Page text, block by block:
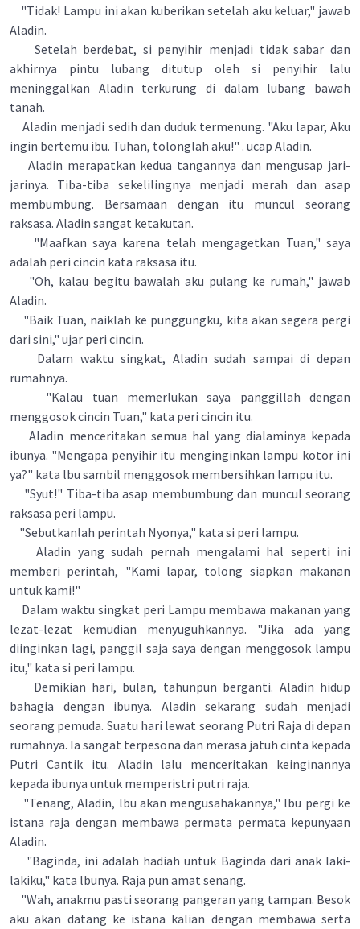
"Tidak! Lampu ini akan kuberikan setelah aku keluar," jawab
Aladin.
Setelah berdebat, si penyihir menjadi tidak sabar dan
akhirnya pintu lubang ditutup oleh si penyihir lalu
meninggalkan Aladin terkurung di dalam lubang bawah
tanah.
Aladin menjadi sedih dan duduk termenung. "Aku lapar, Aku
ingin bertemu ibu. Tuhan, tolonglah aku!" . ucap Aladin.
Aladin merapatkan kedua tangannya dan mengusap jari-
jarinya. Tiba-tiba sekelilingnya menjadi merah dan asap
membumbung. Bersamaan dengan itu muncul seorang
raksasa. Aladin sangat ketakutan.
"Maafkan saya karena telah mengagetkan Tuan," saya
adalah peri cincin kata raksasa itu.
"Oh, kalau begitu bawalah aku pulang ke rumah," jawab
Aladin.
"Baik Tuan, naiklah ke punggungku, kita akan segera pergi
dari sini," ujar peri cincin.
Dalam waktu singkat, Aladin sudah sampai di depan
rumahnya.
"Kalau tuan memerlukan saya panggillah dengan
menggosok cincin Tuan," kata peri cincin itu.
Aladin menceritakan semua hal yang dialaminya kepada
ibunya. "Mengapa penyihir itu menginginkan lampu kotor ini
ya?" kata lbu sambil menggosok membersihkan lampu itu.
"Syut!" Tiba-tiba asap membumbung dan muncul seorang
raksasa peri lampu.
"Sebutkanlah perintah Nyonya," kata si peri lampu.
Aladin yang sudah pernah mengalami hal seperti ini
memberi perintah, "Kami lapar, tolong siapkan makanan
untuk kami!"
Dalam waktu singkat peri Lampu membawa makanan yang
lezat-lezat kemudian menyuguhkannya. "Jika ada yang
diinginkan lagi, panggil saja saya dengan menggosok lampu
itu," kata si peri lampu.
Demikian hari, bulan, tahunpun berganti. Aladin hidup
bahagia dengan ibunya. Aladin sekarang sudah menjadi
seorang pemuda. Suatu hari lewat seorang Putri Raja di depan
rumahnya. Ia sangat terpesona dan merasa jatuh cinta kepada
Putri Cantik itu. Aladin lalu menceritakan keinginannya
kepada ibunya untuk memperistri putri raja.
"Tenang, Aladin, lbu akan mengusahakannya," lbu pergi ke
istana raja dengan membawa permata­ permata kepunyaan
Aladin.
"Baginda, ini adalah hadiah untuk Baginda dari anak laki-
lakiku," kata lbunya. Raja pun amat senang.
"Wah, anakmu pasti seorang pangeran yang tampan. Besok
aku akan datang ke istana kalian dengan membawa serta